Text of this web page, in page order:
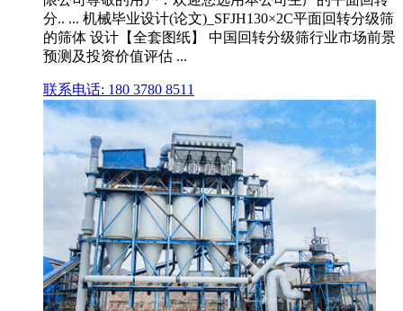
分.. ... 机械毕业设计(论文)_SFJH130×2C平面回转分级筛
的筛体 设计【全套图纸】 中国回转分级筛行业市场前景
预测及投资价值评估 ...
联系电话: 180 3780 8511